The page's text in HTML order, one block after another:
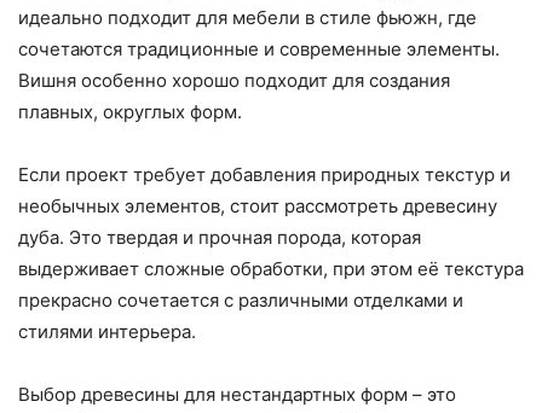
идеально подходит для мебели в стиле фьюжн, где
сочетаются традиционные и современные элементы.
Вишня особенно хорошо подходит для создания
плавных, округлых форм.
Если проект требует добавления природных текстур и
необычных элементов, стоит рассмотреть древесину
дуба. Это твердая и прочная порода, которая
выдерживает сложные обработки, при этом её текстура
прекрасно сочетается с различными отделками и
стилями интерьера.
Выбор древесины для нестандартных форм – это